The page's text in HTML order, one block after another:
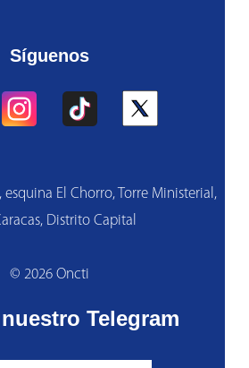
Síguenos
El Chorro, Torre Ministerial,
Distrito Capital
© 2026 Oncti
Telegram